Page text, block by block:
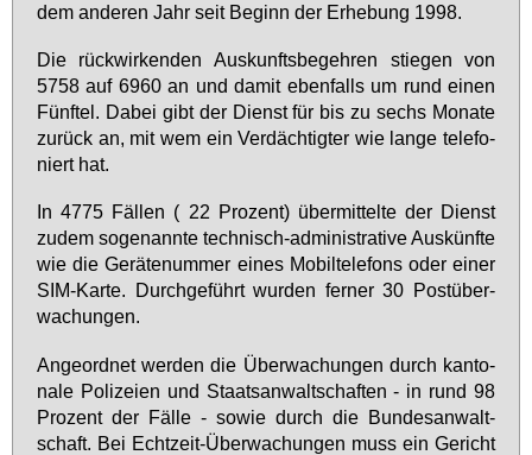
dem an­de­ren Jahr seit Be­ginn der Er­he­bung 1998.
Die rück­wir­ken­den Aus­kunfts­be­geh­ren stie­gen von
5758 auf 6960 an und da­mit eben­falls um rund ei­nen
Fünf­tel. Da­bei gibt der Dienst für bis zu sechs Mo­na­te
zu­rück an, mit wem ein Ver­däch­tig­ter wie lan­ge te­le­fo­
niert hat.
In 4775 Fäl­len ( 22 Pro­zent) über­mit­tel­te der Dienst
zu­dem so­ge­nann­te tech­nisch-ad­mi­nis­tra­ti­ve Aus­künf­te
wie die Ge­rä­te­num­mer ei­nes Mo­bil­te­le­fons oder ei­ner
SIM-Kar­te. Durch­ge­führt wur­den fer­ner 30 Po­st­über­
wa­chun­gen.
An­ge­ord­net wer­den die Über­wa­chun­gen durch kan­to­
na­le Po­li­zei­en und Staats­an­walt­schaf­ten - in rund 98
Pro­zent der Fäl­le - so­wie durch die Bun­des­an­walt­
schaft. Bei Echt­zeit-Über­wa­chun­gen muss ein Ge­richt